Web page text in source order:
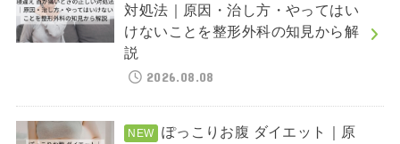
対処法｜原因・治し方・やってはい
けないことを整形外科の知見から解
説
2026.08.08
ぽっこりお腹 ダイエット｜原